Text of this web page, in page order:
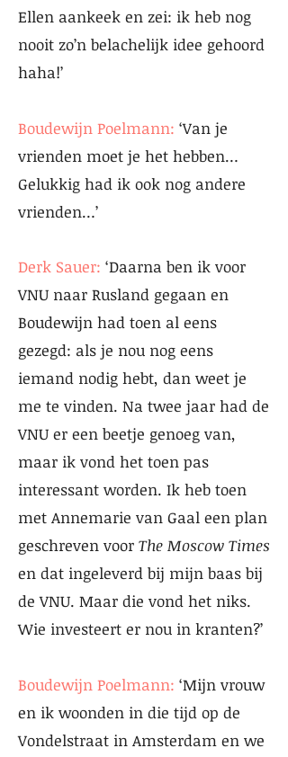
Ellen aankeek en zei: ik heb nog
nooit zo’n belachelijk idee gehoord
haha!’
Boudewijn Poelmann: ‘Van je
vrienden moet je het hebben…
Gelukkig had ik ook nog andere
vrienden…’
Derk Sauer: ‘Daarna ben ik voor
VNU naar Rusland gegaan en
Boudewijn had toen al eens
gezegd: als je nou nog eens
iemand nodig hebt, dan weet je
me te vinden. Na twee jaar had de
VNU er een beetje genoeg van,
maar ik vond het toen pas
interessant worden. Ik heb toen
met Annemarie van Gaal een plan
geschreven voor The Moscow Times
en dat ingeleverd bij mijn baas bij
de VNU. Maar die vond het niks.
Wie investeert er nou in kranten?’
Boudewijn Poelmann: ‘Mijn vrouw
en ik woonden in die tijd op de
Vondelstraat in Amsterdam en we